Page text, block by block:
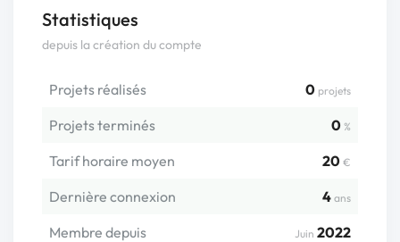
Statistiques
depuis la création du compte
Projets réalisés 0 projets
Projets terminés 0 %
Tarif horaire moyen 20 €
Dernière connexion 4 ans
Membre depuis Juin 2022